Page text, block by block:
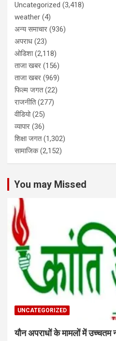
Uncategorized (3,418)
weather (4)
अन्य समाचार (936)
अपराध (23)
ओडिशा(2,118)
ताजा खबर (156)
ताजा खबर (969)
फिल्म जगत(22)
राजनीति(277)
वीडियो(25)
व्यापार (36)
शिक्षा जगत(1,302)
सामाजिक(2,152)
You may Missed
UNCATEGORIZED
यौन अपराधों के मामलों में उच्चतम